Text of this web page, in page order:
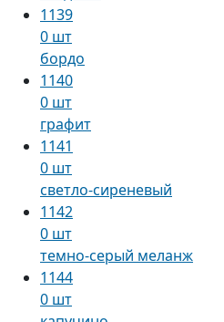
1139
0 шт
бордо
1140
0 шт
графит
1141
0 шт
светло-сиреневый
1142
0 шт
темно-серый меланж
1144
0 шт